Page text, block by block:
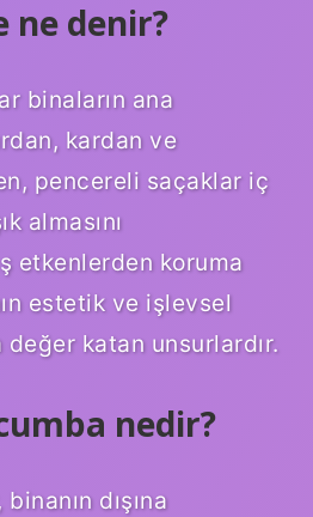
ne denir?
binaların ana
kardan ve
pencereli saçaklar iç
almasını
etkenlerden koruma
estetik ve işlevsel
katan unsurlardır.
nedir?
dışına